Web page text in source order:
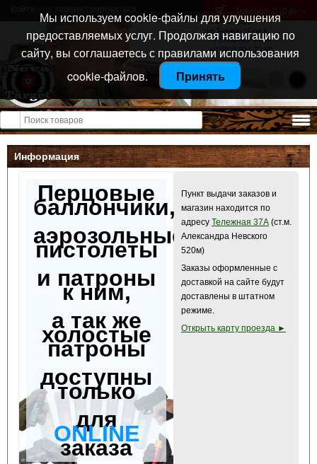
Санкт-Петербург
ул. Тележная 37 лит А
+7 (911) 021-04-08
+7 (812) 921-73-50
Товаров: 0 (0 p )
Открыть меню
Информация
Перцовые
баллончики,
аэрозольные
пистолеты
и патроны
к ним,
а так же
холостые
патроны
доступны
только
для
ONLINE
заказа
Пункт выдачи заказов и
магазин находится по
адресу Тележная 37А (ст.м.
Александра Невского
520м)
Заказы оформленные с
доставкой на сайте будут
доставлены в штатном
режиме.
Открыть карту проезда ►
Мы используем cookie-файлы для улучшения
предоставляемых услуг. Продолжая навигацию по
сайту, вы соглашаетесь с правилами использования
cookie-файлов.
Принять